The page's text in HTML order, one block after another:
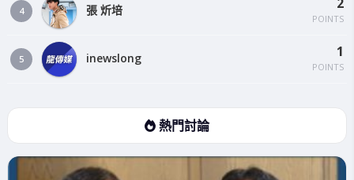
4 張 炘培
POINTS
5 inewslong 1
POINTS
熱門討論